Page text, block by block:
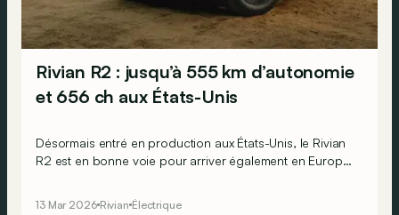
Rivian R2 : jusqu’à 555 km d’autonomie
et 656 ch aux États-Unis
Désormais entré en production aux États-Unis, le Rivian
R2 est en bonne voie pour arriver également en Europe
13 Mar 2026 Rivian Électrique